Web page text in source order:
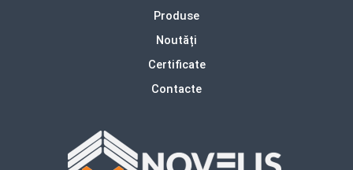
Produse
Noutăți
Certificate
Contacte